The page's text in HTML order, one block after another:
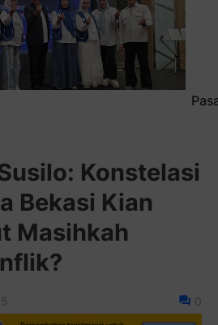
Pasang Iklan Running Text
Konstelasi
Bekasi Kian
Masihkah
0